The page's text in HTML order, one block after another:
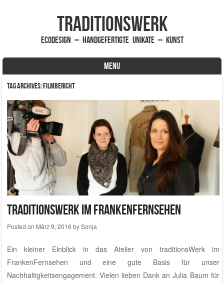
traditionsWerk
EcoDesign – handgefertigte Unikate – Kunst
MENU
Skip to content
Tag Archives:Filmbericht
traditionsWerk im FrankenFernsehen
Posted on März 9, 2016 bySonja
Ein kleiner Einblick in das Atelier von traditionsWerkim
FrankenFernsehen und eine gute Basis für unser
Nachhaltigkeitsengagement. Vielen lieben Dank an Julia Baum für